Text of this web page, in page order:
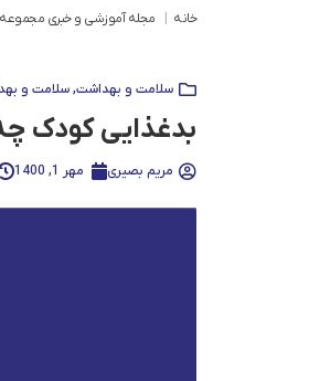
خانه مجله آموزشی و خبری
سلامت و بهداشت,سلامت و
بدغذایی کودک چه
مریم بصیری مهر 1, 1400